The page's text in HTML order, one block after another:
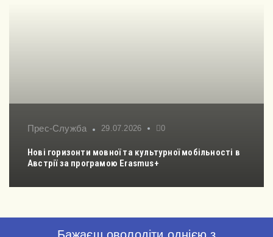
Прес-Служба 29.07.2026 0
Нові горизонти мовної та культурної мобільності в
Австрії за програмою Erasmus+